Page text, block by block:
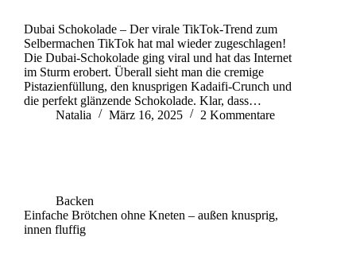
Dubai Schokolade – Der virale TikTok-Trend zum
Selbermachen TikTok hat mal wieder zugeschlagen!
Die Dubai-Schokolade ging viral und hat das Internet
im Sturm erobert. Überall sieht man die cremige
Pistazienfüllung, den knusprigen Kadaifi-Crunch und
die perfekt glänzende Schokolade. Klar, dass…
Natalia
März 16, 2025 2 Kommentare
Backen
Einfache Brötchen ohne Kneten – außen knusprig,
innen fluffig